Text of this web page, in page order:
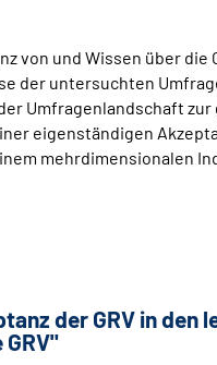
von und Wissen über
der untersuchten
Umfragenlandschaft zur
eigenständigen
mehrdimensionalen
der GRV in